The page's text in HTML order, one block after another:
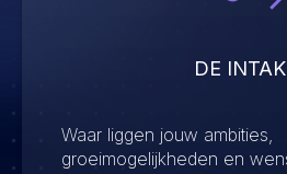
DE
Waar liggen jouw ambities,
groeimogelijkheden en